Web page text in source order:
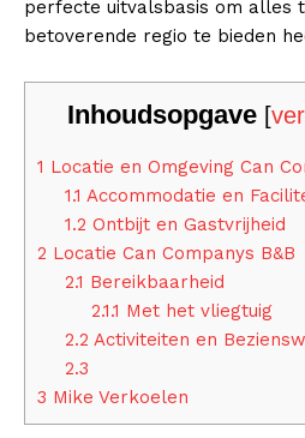
perfecte uitvalsbasis om alles
betoverende regio te bieden
Inhoudsopgave [
1 Locatie en Omgeving Can
1.1 Accommodatie en
1.2 Ontbijt en Gastvrijheid
2 Locatie Can Companys B&B
2.1 Bereikbaarheid
2.1.1 Met het vliegtuig
2.2 Activiteiten en
2.3
3 Mike Verkoelen